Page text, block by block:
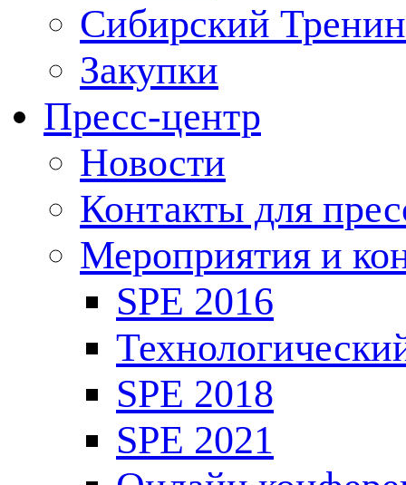
Сибирский
Закупки
Пресс-центр
Новости
Контакты для
Мероприятия и
SPE 2016
SPE 2018
SPE 2021